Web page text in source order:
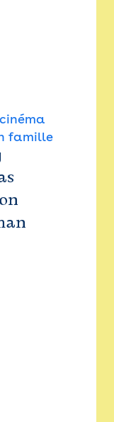
cinéma
famille